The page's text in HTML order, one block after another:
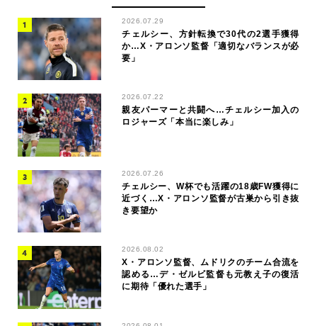
2026.07.29
チェルシー、方針転換で30代の2選手獲得
か…X・アロンソ監督「適切なバランスが必
要」
2026.07.22
親友パーマーと共闘へ…チェルシー加入の
ロジャーズ「本当に楽しみ」
2026.07.26
チェルシー、W杯でも活躍の18歳FW獲得に
近づく…X・アロンソ監督が古巣から引き抜
き要望か
2026.08.02
X・アロンソ監督、ムドリクのチーム合流を
認める…デ・ゼルビ監督も元教え子の復活
に期待「優れた選手」